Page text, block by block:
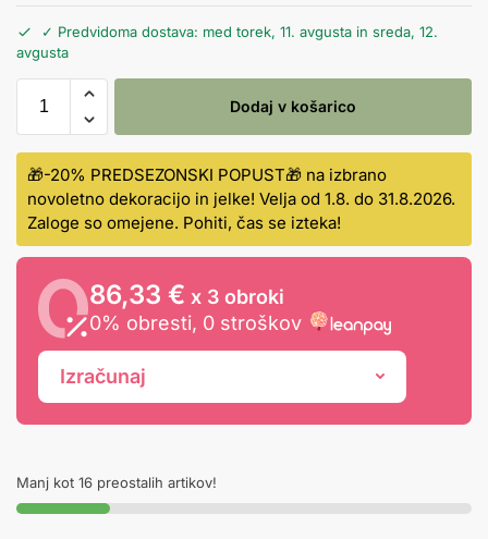
✓ Predvidoma dostava: med torek, 11. avgusta in sreda, 12.
avgusta
Dodaj v košarico
🎁-20% PREDSEZONSKI POPUST🎁 na izbrano
novoletno dekoracijo in jelke! Velja od 1.8. do 31.8.2026.
Zaloge so omejene. Pohiti, čas se izteka!
86,33 € x 3 obroki
0% obresti, 0 stroškov
Izračunaj
Manj kot 16 preostalih artikov!